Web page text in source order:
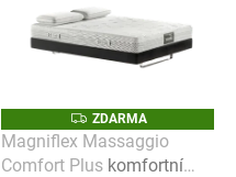
Z
D
A
R
ZDARMA
Magniflex Massaggio
Comfort Plus komfortní